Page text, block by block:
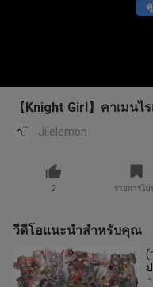
【Knight Girl】คาเมนไ
Jilelemon
2 รายการโป
วีดีโอแนะนำสำหรับคุณ
(